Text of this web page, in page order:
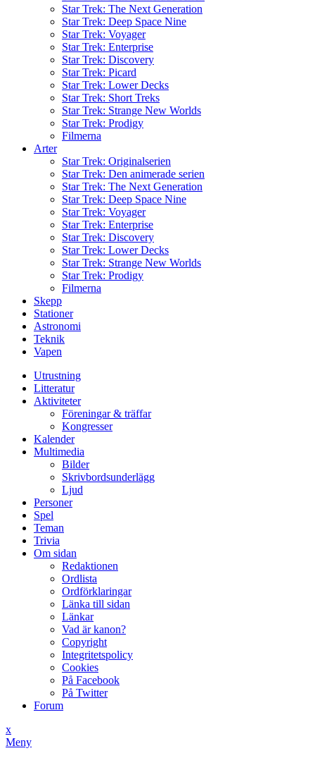
Star Trek: The Next Generation
Star Trek: Deep Space Nine
Star Trek: Voyager
Star Trek: Enterprise
Star Trek: Discovery
Star Trek: Picard
Star Trek: Lower Decks
Star Trek: Short Treks
Star Trek: Strange New Worlds
Star Trek: Prodigy
Filmerna
Arter
Star Trek: Originalserien
Star Trek: Den animerade serien
Star Trek: The Next Generation
Star Trek: Deep Space Nine
Star Trek: Voyager
Star Trek: Enterprise
Star Trek: Discovery
Star Trek: Lower Decks
Star Trek: Strange New Worlds
Star Trek: Prodigy
Filmerna
Skepp
Stationer
Astronomi
Teknik
Vapen
Utrustning
Litteratur
Aktiviteter
Föreningar & träffar
Kongresser
Kalender
Multimedia
Bilder
Skrivbordsunderlägg
Ljud
Personer
Spel
Teman
Trivia
Om sidan
Redaktionen
Ordlista
Ordförklaringar
Länka till sidan
Länkar
Vad är kanon?
Copyright
Integritetspolicy
Cookies
På Facebook
På Twitter
Forum
x
Meny